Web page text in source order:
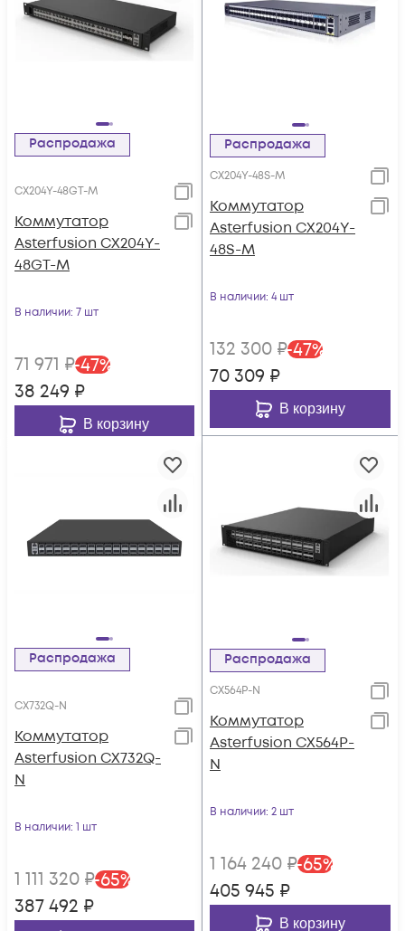
Распродажа
CX204Y-48GT-M
Коммутатор
Asterfusion CX204Y-
48GT-M
В наличии: 7 шт
71 971 ₽-47%
38 249 ₽
В корзину
Распродажа
CX204Y-48S-M
Коммутатор
Asterfusion CX204Y-
48S-M
В наличии: 4 шт
132 300 ₽-47%
70 309 ₽
В корзину
Распродажа
CX732Q-N
Коммутатор
Asterfusion CX732Q-
N
В наличии: 1 шт
1 111 320 ₽-65%
387 492 ₽
Распродажа
CX564P-N
Коммутатор
Asterfusion CX564P-
N
В наличии: 2 шт
1 164 240 ₽-65%
405 945 ₽
В корзину